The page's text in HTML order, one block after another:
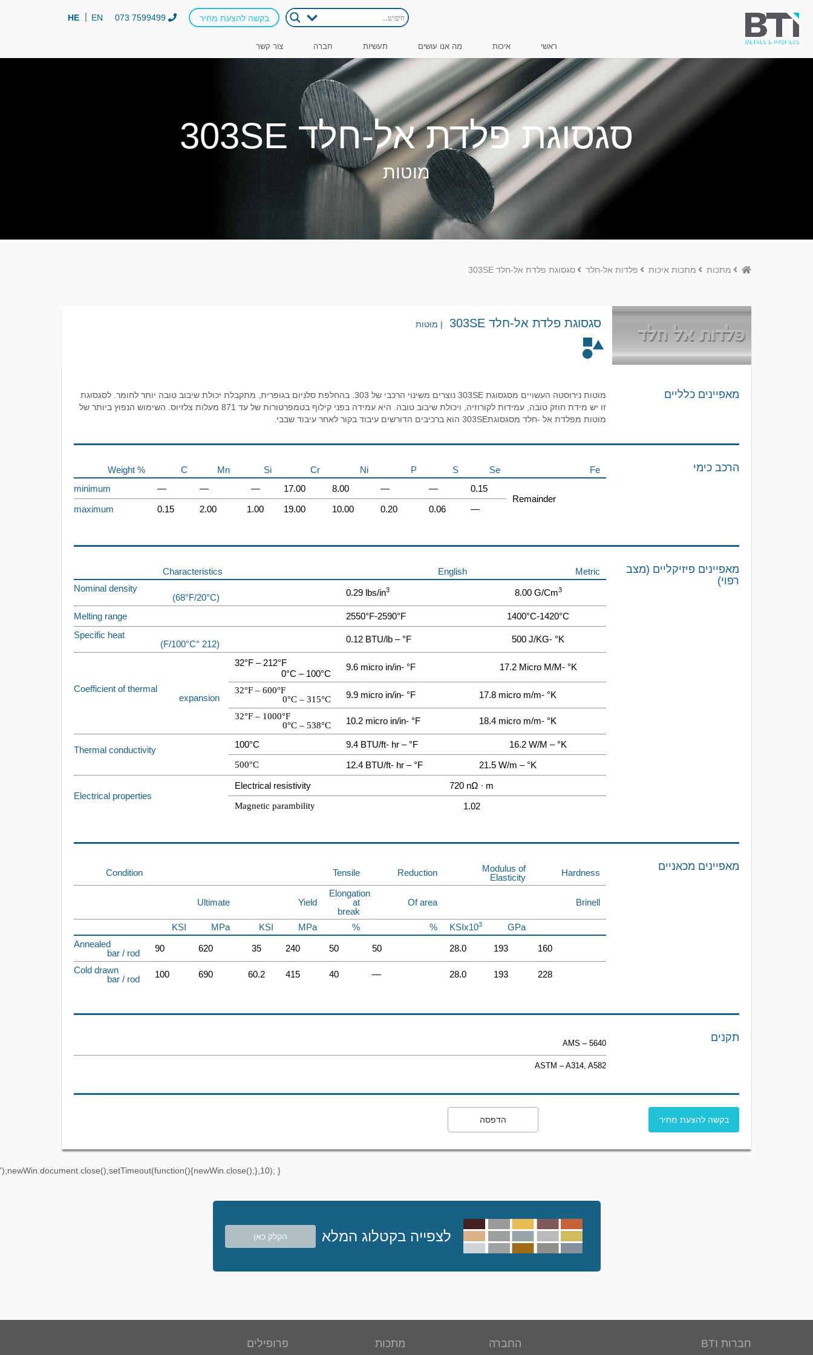
בקשה להצעת מחיר 073 7599499
EN
HE
צור קשר חברה תעשיות מה אנו עושים איכות ראשי
סגסוגת פלדת אל-חלד 303SE
מוטות
Homeמתכות מתכות איכות פלדות אל-חלד סגסוגת פלדת אל-חלד 303SE
סגסוגת פלדת אל-חלד 303SE | מוטות
מוטות נירוסטה העשויים מסגסוגת 303SE נוצרים משינוי הרכבי של 303. בהחלפת סלניום בגופרית, מתקבלת יכולת שיבוב טובה יותר לחומר. לסגסוגת
זו יש מידת חוזק טובה, עמידות לקורוזיה, ויכולת שיבוב טובה. היא עמידה בפני קילוף בטמפרטורות של עד 871 מעלות צלזיוס. השימוש הנפוץ ביותר של
מוטות מפלדת אל -חלד מסגסוגת303SE הוא ברכיבים הדורשים עיבוד בקור לאחר עיבוד שבבי.
מאפיינים כלליים
Weight % C Mn Si Cr Ni P S Se
Fe
minimum
— — — 17.00 8.00 — —
0.15
Remainder
maximum
0.15 2.00 1.00 19.00 10.00 0.20 0.06 —
הרכב כימי
Characteristics English
Metric
Nominal density
(68°F/20°C)
0.29 lbs/in3 8.00 G/cm3
Melting range 2550°F-2590°F
1400°C-1420°C
Specific heat
(212 °F/100°C)
0.12 BTU/lb – °F 500 J/KG- °K
Coefficient of thermal
expansion
32°F – 212°F
0°C – 100°C
9.6 micro in/in- °F 17.2 Micro M/m- °K
32°F – 600°F
0°C – 315°C
9.9 micro in/in- °F 17.8 micro m/m- °K
32°F – 1000°F
0°C – 538°C
10.2 micro in/in- °F 18.4 micro m/m- °K
Thermal conductivity
100°C 9.4 BTU/ft- hr – °F 16.2 W/m – °K
500°C 12.4 BTU/ft- hr – °F 21.5 W/m – °K
Electrical properties
Electrical resistivity 720 nΩ ∙ m
Magnetic parambility 1.02
מאפיינים פיזיקליים (מצב
רפוי)
Condition Tensile Reduction
Modulus of
Elasticity
Hardness
Ultimate Yield
Elongation
at
break
Of area Brinell
KSI MPa KSI MPa % % KSIx103
GPa
Annealed
bar / rod
90 620 35 240 50 50 28.0 193 160
Cold drawn
bar / rod
100 690 60.2 415 40 — 28.0 193 228
מאפיינים מכאניים
AMS – 5640
ASTM – A314, A582
תקנים
בקשה להצעת מחיר הדפסה
');newWin.document.close();setTimeout(function(){newWin.close();},10); }
לצפייה בקטלוג המלא הקלק כאן
החברה מתכות פרופילים חברות BTI